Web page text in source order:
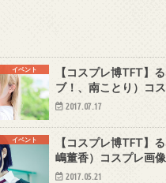
イベント
【コスプレ博TFT】
ブ！、南ことり）コ
2017.07.17
イベント
【コスプレ博TFT】
嶋董香）コスプレ画
2017.05.21